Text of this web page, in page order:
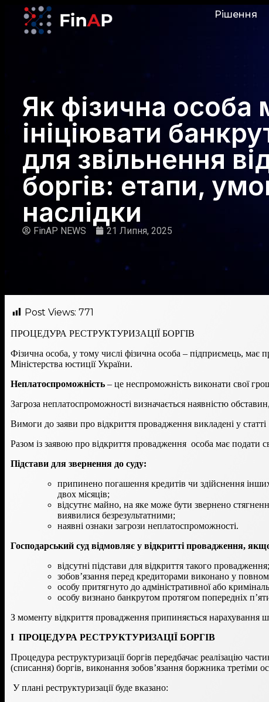
Рішення
Як фізична особа
ініціювати
для звільнення
боргів: етапи,
наслідки
FinAP NEWS 21 Липня, 2025
Post Views: 771
ПРОЦЕДУРА РЕСТРУКТУРИЗАЦІЇ БОРГІВ
Фізична особа, у тому числі фізична особа – підприємець, має
Міністерства юстиції України.
Неплатоспроможність – це неспроможність виконати свої
Загроза неплатоспроможності визначається наявністю
Вимоги до заяви про відкриття провадження викладені у
Разом із заявою про відкриття провадження особа має подати
Підстави для звернення до суду:
припинено погашення кредитів чи здійснення
двох місяців;
відсутнє майно, на яке може бути звернено
виявилися безрезультатними;
наявні ознаки загрози неплатоспроможності.
Господарський суд відмовляє у відкритті провадження,
відсутні підстави для відкриття такого провадження;
зобов’язання перед кредиторами виконано у
особу притягнуто до адміністративної або
особу визнано банкрутом протягом попередніх
З моменту відкриття провадження припиняється нарахування
І ПРОЦЕДУРА РЕСТРУКТУРИЗАЦІЇ БОРГІВ
Процедура реструктуризації боргів передбачає реалізацію
(списання) боргів, виконання зобов’язання боржника третіми
У плані реструктуризації буде вказано: